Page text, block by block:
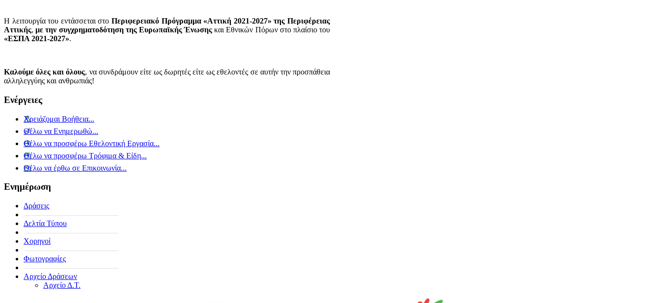
Η λειτουργία του εντάσσεται στο Περιφερειακό Πρόγραμμα «Αττική 2021-2027» της Περιφέρειας
Αττικής,με την συγχρηματοδότηση της Ευρωπαϊκής Ένωσης και Εθνικών Πόρων στο πλαίσιο του
«ΕΣΠΑ 2021-2027».
Καλούμε όλες και όλους, να συνδράμουν είτε ως δωρητές είτε ως εθελοντές σε αυτήν την προσπάθεια
αλληλεγγύης και ανθρωπιάς!
Ενέργειες
Χρειάζομαι Βοήθεια...
Θέλω να Ενημερωθώ...
Θέλω να προσφέρω Εθελοντική Εργασία...
Θέλω να προσφέρω Τρόφιμα & Είδη...
Θέλω να έρθω σε Επικοινωνία...
Ενημέρωση
Δράσεις
Δελτία Τύπου
Χορηγοί
Φωτογραφίες
Αρχείο Δράσεων
Αρχείο Δ.Τ.